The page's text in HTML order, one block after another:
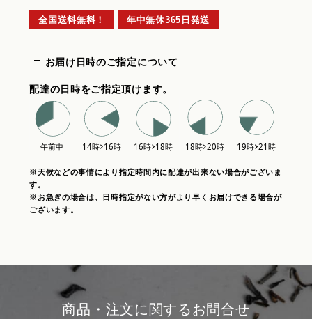
全国送料無料！ 年中無休365日発送
お届け日時のご指定について
配達の日時をご指定頂けます。
※天候などの事情により指定時間内に配達が出来ない場合がございま
す。
※お急ぎの場合は、日時指定がない方がより早くお届けできる場合が
ございます。
商品・注文に関するお問合せ